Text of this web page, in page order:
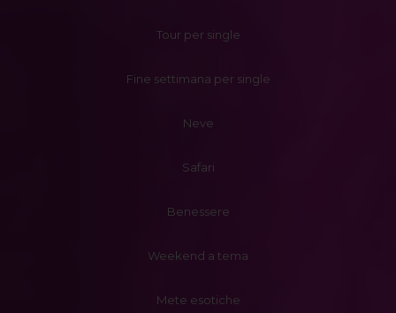
Tour per single
Fine settimana per single
Neve
Safari
Benessere
Weekend a tema
Mete esotiche